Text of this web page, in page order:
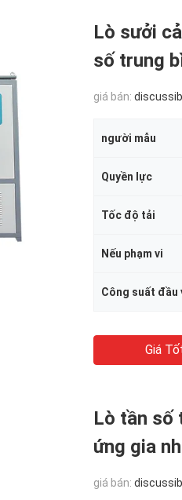
Lò sưởi
số trung
giá bán:
người mẫu
Quyền lực
Tốc độ tải
Nếu phạm vi
Công suất đầu
Giá
Lò tần số
ứng gia
giá bán: